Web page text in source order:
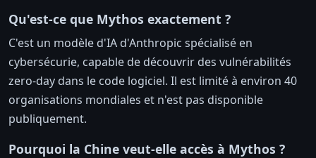
Qu'est-ce que Mythos exactement ?
C'est un modèle d'IA d'Anthropic spécialisé en
cybersécurie, capable de découvrir des vulnérabilités
zero-day dans le code logiciel. Il est limité à environ 40
organisations mondiales et n'est pas disponible
publiquement.
Pourquoi la Chine veut-elle accès à Mythos ?